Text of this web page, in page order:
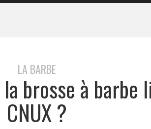
LA BARBE
brosse à barbe
CNUX ?